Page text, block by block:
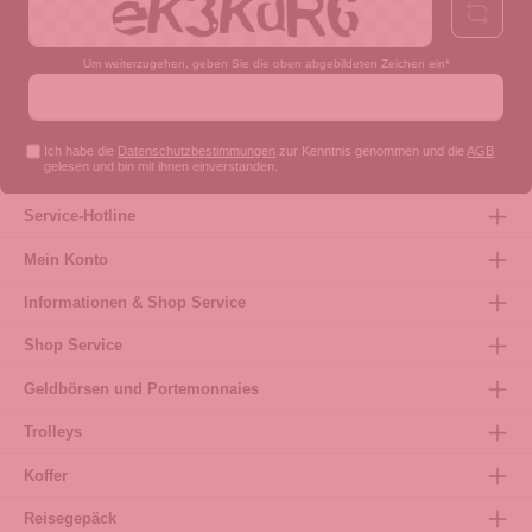
Um weiterzugehen, geben Sie die oben abgebildeten Zeichen ein*
Ich habe die Datenschutzbestimmungen zur Kenntnis genommen und die AGB
gelesen und bin mit ihnen einverstanden.
Service-Hotline
Mein Konto
Informationen & Shop Service
Shop Service
Geldbörsen und Portemonnaies
Trolleys
Koffer
Reisegepäck